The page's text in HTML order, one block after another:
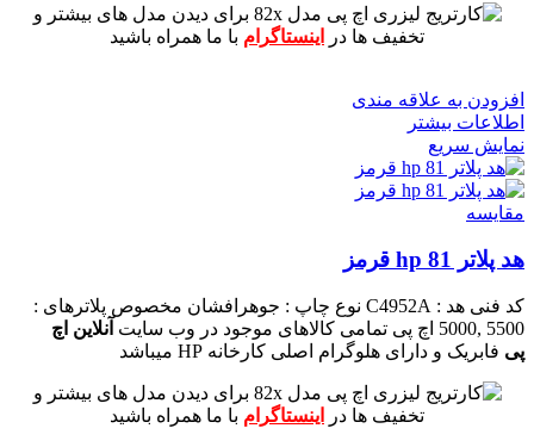
برای دیدن مدل های بیشتر و
تخفیف ها در
اینستاگرام با ما همراه باشید
افزودن به علاقه مندی
اطلاعات بیشتر
نمایش سریع
مقايسه
هد پلاتر 81 hp قرمز
کد فنی هد : C4952A نوع چاپ : جوهرافشان مخصوص پلاترهای :
5500 ,5000 اچ پی
تمامی کالاهای موجود در وب سایت آنلاین اچ
پی فابریک و دارای هلوگرام اصلی کارخانه HP میباشد
برای دیدن مدل های بیشتر و
تخفیف ها در
اینستاگرام با ما همراه باشید